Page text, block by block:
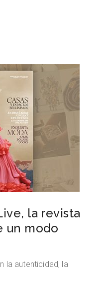
la revista
un modo
la autenticidad, la